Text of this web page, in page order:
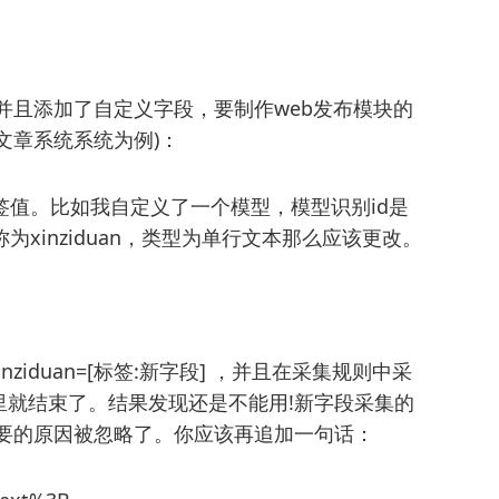
加了自定义字段，要制作web发布模块的
系统系统为例)：
比如我自定义了一个模型，模型识别id是
xinziduan，类型为单行文本那么应该更改。
标签:新字段] ，并且在采集规则中采
结束了。结果发现还是不能用!新字段采集的
原因被忽略了。你应该再追加一句话：